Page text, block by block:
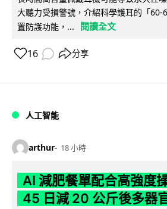
大聽力受損警號，介紹科學護耳的「
置防護功能，...
閱讀全文
16 分享
人工智能
arthur 18 小時
AI 減肥餐單配合高強度
45 日減 20 公斤後多器